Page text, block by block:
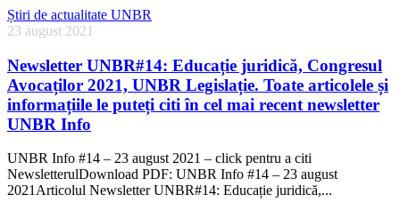
Știri de actualitate UNBR
23 august 2021
Newsletter UNBR#14: Educație juridică, Congresul
Avocaților 2021, UNBR Legislație. Toate articolele și
informațiile le puteți citi în cel mai recent newsletter
UNBR Info
UNBR Info #14 – 23 august 2021 – click pentru a citi
NewsletterulDownload PDF: UNBR Info #14 – 23 august
2021Articolul Newsletter UNBR#14: Educație juridică,...